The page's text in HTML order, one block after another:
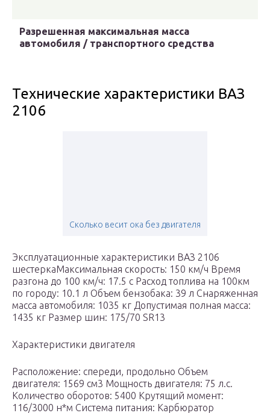
Разрешенная максимальная масса
автомобиля / транспортного средства
Технические характеристики ВАЗ
2106
Сколько весит ока без двигателя
Эксплуатационные характеристики ВАЗ 2106
шестеркаМаксимальная скорость: 150 км/ч Время
разгона до 100 км/ч: 17.5 c Расход топлива на 100км
по городу: 10.1 л Объем бензобака: 39 л Снаряженная
масса автомобиля: 1035 кг Допустимая полная масса:
1435 кг Размер шин: 175/70 SR13
Характеристики двигателя
Расположение: спереди, продольно Объем
двигателя: 1569 см3 Мощность двигателя: 75 л.с.
Количество оборотов: 5400 Крутящий момент:
116/3000 н*м Система питания: Карбюратор